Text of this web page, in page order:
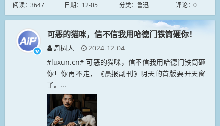
阅读：3647 日期：12-05 分类：鲁迅 评论：0
可恶的猫咪，信不信我用哈德门铁筒砸你！
周树人
2024-12-04
#luxun.cn# 可恶的猫咪，信不信我用哈德门铁筒砸
你！你再不走，《晨报副刊》明天的首版要开天窗
了。...